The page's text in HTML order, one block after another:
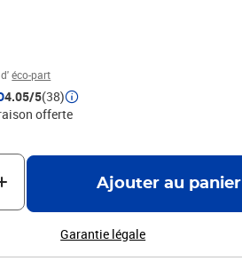
d'éco-part
4.05/5(38)
offerte
Ajouter au panier
Garantie légale